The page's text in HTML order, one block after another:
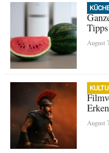
Tipps
August
August